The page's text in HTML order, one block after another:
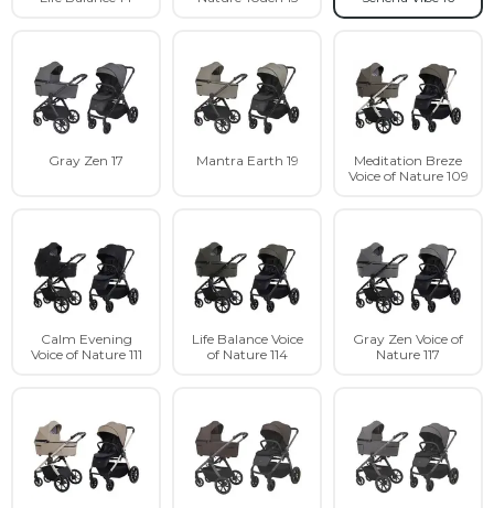
Gray Zen 17 Mantra Earth 19
Meditation Breze
Voice of Nature 109
Calm Evening
Voice of Nature 111
Life Balance Voice
of Nature 114
Gray Zen Voice of
Nature 117